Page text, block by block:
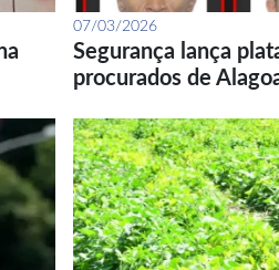
07/03/2026
Segurança lança
procurados de